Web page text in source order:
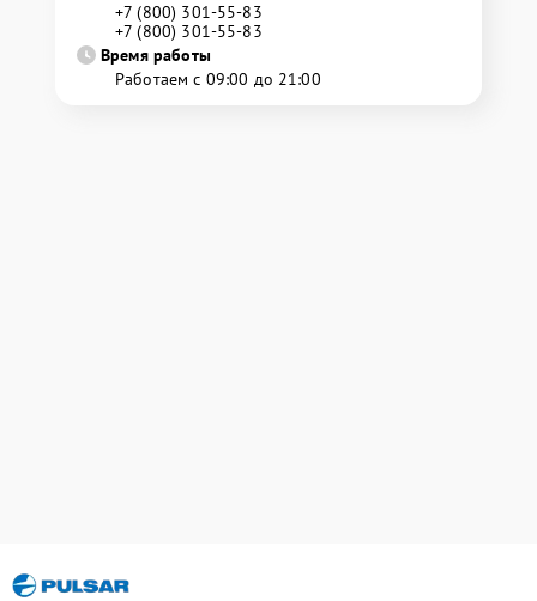
+7 (800) 301-55-83
+7 (800) 301-55-83
Время работы
Работаем с 09:00 до 21:00